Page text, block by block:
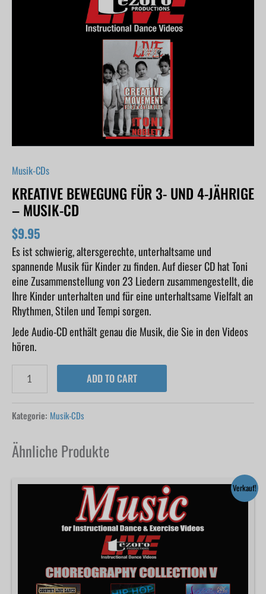
Musik-CDs
KREATIVE BEWEGUNG FÜR 3- UND 4-JÄHRIGE
– MUSIK-CD
$9.95
Es ist schwierig, altersgerechte, unterhaltsame und
spannende Musik für Kinder zu finden. Auf dieser CD hat Toni
eine Zusammenstellung von 23 Liedern zusammengestellt, die
Ihre Kinder unterhalten und für eine unterhaltsame Vielfalt an
Rhythmen, Stilen und Tempi sorgen.
Jede Audio-CD enthält genau die Musik, die Sie in den Videos
hören.
ADD TO CART
Kategorie: Musik-CDs
Ähnliche Produkte
Verkauf!
Ursprünglicher
Preis
war:
$19.95
Aktueller
Preis
ist:
$9.95.